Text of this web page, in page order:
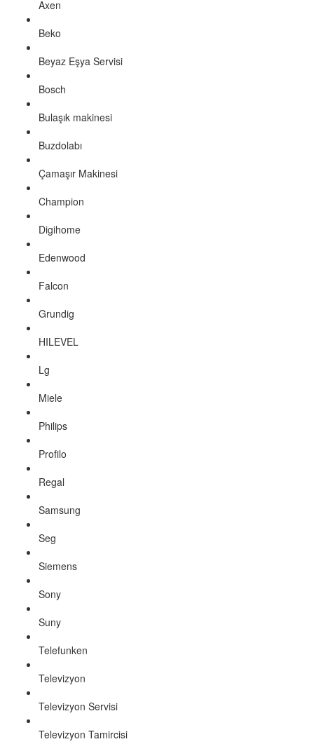
Axen
Beko
Beyaz Eşya Servisi
Bosch
Bulaşık makinesi
Buzdolabı
Çamaşır Makinesi
Champion
Digihome
Edenwood
Falcon
Grundig
HILEVEL
Lg
Miele
Philips
Profilo
Regal
Samsung
Seg
Siemens
Sony
Suny
Telefunken
Televizyon
Televizyon Servisi
Televizyon Tamircisi